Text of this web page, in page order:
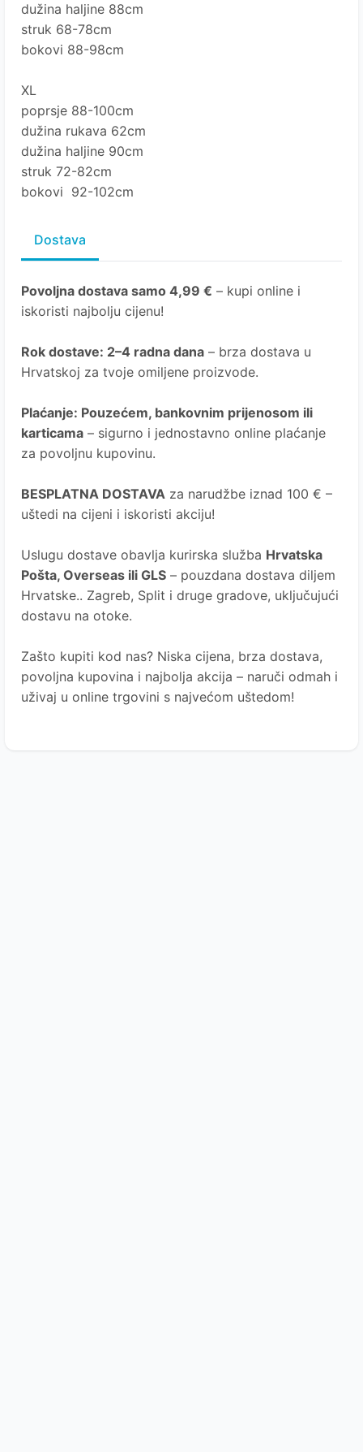
dužina haljine 88cm
struk 68-78cm
bokovi 88-98cm
XL
poprsje 88-100cm
dužina rukava 62cm
dužina haljine 90cm
struk 72-82cm
bokovi 92-102cm
Dostava
Povoljna dostava samo 4,99 € – kupi online i
iskoristi najbolju cijenu!
Rok dostave: 2–4 radna dana – brza dostava u
Hrvatskoj za tvoje omiljene proizvode.
Plaćanje: Pouzećem, bankovnim prijenosom ili
karticama – sigurno i jednostavno online plaćanje
za povoljnu kupovinu.
BESPLATNA DOSTAVA za narudžbe iznad 100 € –
uštedi na cijeni i iskoristi akciju!
Uslugu dostave obavlja kurirska služba Hrvatska
Pošta, Overseas ili GLS – pouzdana dostava diljem
Hrvatske.. Zagreb, Split i druge gradove, uključujući
dostavu na otoke.
Zašto kupiti kod nas? Niska cijena, brza dostava,
povoljna kupovina i najbolja akcija – naruči odmah i
uživaj u online trgovini s najvećom uštedom!